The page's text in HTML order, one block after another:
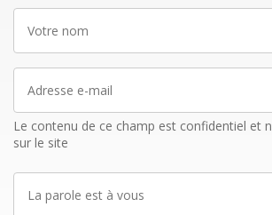
Votre
nom
Adresse
mail
Le contenu de ce champ est confidentiel et
sur le site
La
parole